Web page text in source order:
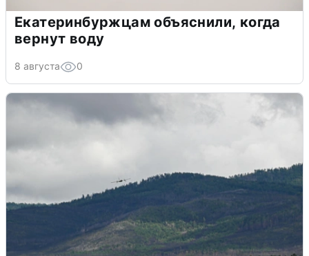
Екатеринбуржцам объяснили, когда
вернут воду
8 августа 0